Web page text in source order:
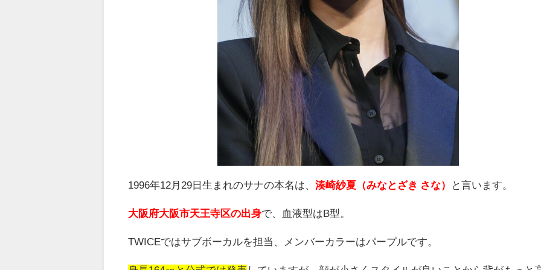
1996年12 月 29 日生まれのサナの本名は、湊崎紗夏（みなとざき さな） と言います。
大阪府大阪市天王寺区の出身で、血液型はB型。
TWICEではサブボーカルを担当、メンバーカラーはパープルです。